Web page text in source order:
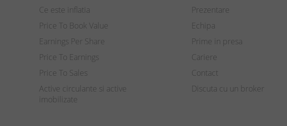
Ce este inflatia
Price To Book Value
Earnings Per Share
Price To Earnings
Price To Sales
Active circulante si active
imobilizate
Prezentare
Echipa
Prime in presa
Cariere
Contact
Discuta cu un broker